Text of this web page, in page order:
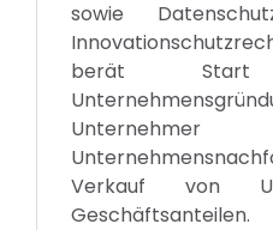
sowie
berät
Verkauf von
Geschäftsanteilen.